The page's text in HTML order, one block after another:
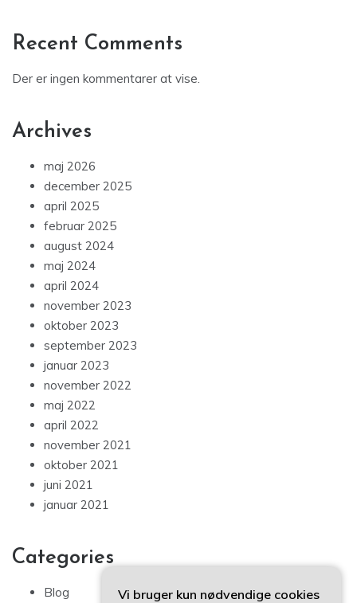
Recent Comments
Der er ingen kommentarer at vise.
Archives
maj 2026
december 2025
april 2025
februar 2025
august 2024
maj 2024
april 2024
november 2023
oktober 2023
september 2023
januar 2023
november 2022
maj 2022
april 2022
november 2021
oktober 2021
juni 2021
januar 2021
Categories
Blog Vi bruger kun nødvendige cookies